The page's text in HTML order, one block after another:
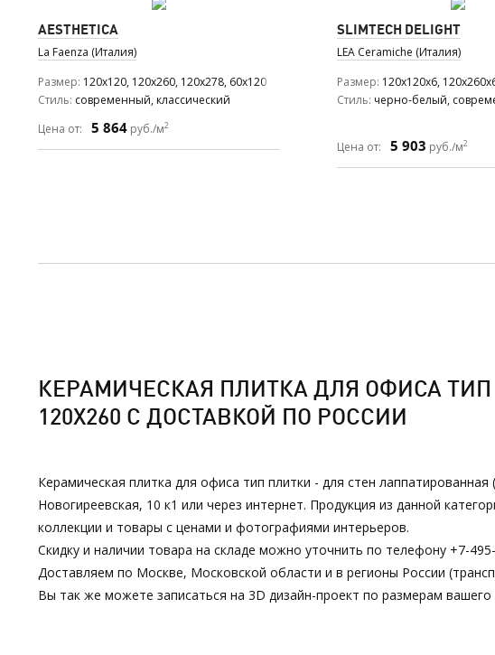
AESTHETICA
La Faenza (Италия)
Размер 120x120, 120x260, 120x278, 60x120
Стиль современный, классический
Цена от:
5 864 руб./м2
SLIMTECH DELIGHT
LEA Ceramiche (Италия)
Размер 120x120x6,
Стиль черно-белый,
Цена от: 5 903 руб./м2
КЕРАМИЧЕСКАЯ ПЛИТКА ДЛЯ ОФИСА
120Х260 С ДОСТАВКОЙ ПО РОССИИ
Керамическая плитка для офиса тип плитки - для стен
Новогиреевская, 10 к1 или через интернет. Продукция из данной
коллекции и товары с ценами и фотографиями интерьеров.
Скидку и наличии товара на складе можно уточнить по телефону +7-
Доставляем по Москве, Московской области и в регионы России
Вы так же можете записаться на 3D дизайн-проект по размерам